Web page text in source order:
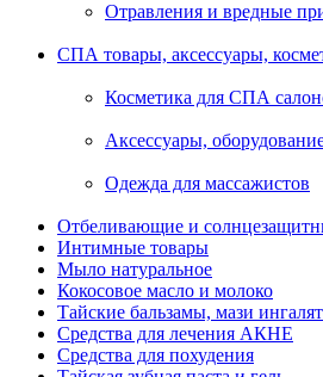
Отравления и вредные
СПА товары, аксессуары,
Косметика для СПА
Аксессуары,
Одежда для массажистов
Отбеливающие и
Интимные товары
Мыло натуральное
Кокосовое масло и молоко
Тайские бальзамы, мази
Средства для лечения АКНЕ
Средства для похудения